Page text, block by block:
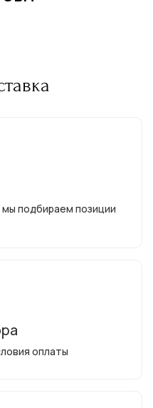
подбираем позиции
оплаты